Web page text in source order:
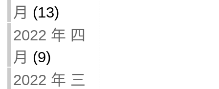
月 (13)
2022 年 四
月 (9)
2022 年 三